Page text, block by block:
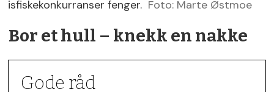
isfiskekonkurranser fenger. Foto: Marte Østmoe
Bor et hull – knekk en nakke
Gode råd